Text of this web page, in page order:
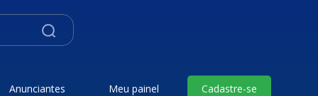
Anunciantes Meu painel Cadastre-se